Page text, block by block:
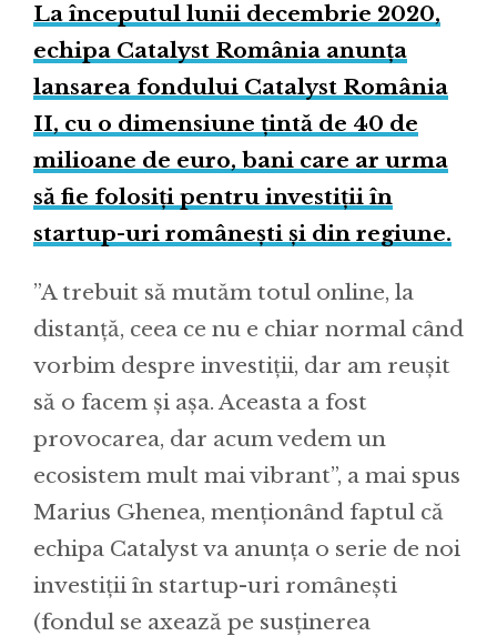
La începutul lunii decembrie 2020,
echipa Catalyst România anunța
lansarea fondului Catalyst România
II, cu o dimensiune țintă de 40 de
milioane de euro, bani care ar urma
să fie folosiți pentru investiții în
startup-uri românești și din regiune.
”A trebuit să mutăm totul online, la
distanță, ceea ce nu e chiar normal când
vorbim despre investiții, dar am reușit
să o facem și așa. Aceasta a fost
provocarea, dar acum vedem un
ecosistem mult mai vibrant”, a mai spus
Marius Ghenea, menționând faptul că
echipa Catalyst va anunța o serie de noi
investiții în startup-uri românești
(fondul se axează pe susținerea